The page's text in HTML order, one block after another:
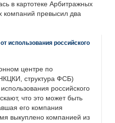
в картотеке Арбитражных
компаний превысил два
использования российского
центре по
структура ФСБ)
российского
что это может быть
его компания
выкуплено компанией из